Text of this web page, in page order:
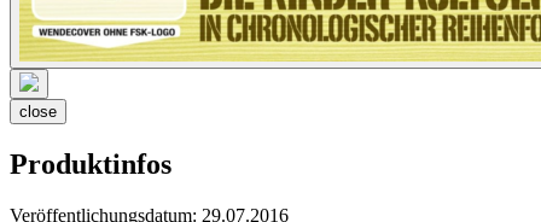
close
Produktinfos
Veröffentlichungsdatum: 29.07.2016